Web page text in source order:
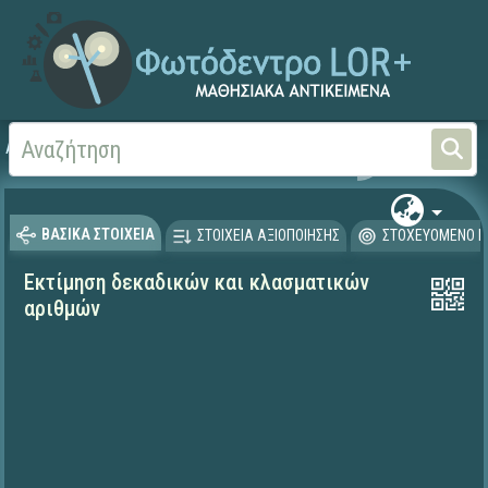
Αρχική
ΒΑΣΙΚΑ ΣΤΟΙΧΕΙΑ ΣΤΟΙΧΕΙΑ ΑΞΙΟΠΟΙΗΣΗΣ ΣΤΟΧΕΥΟΜΕΝΟ
Εκτίμηση δεκαδικών και κλασματικών
αριθμών